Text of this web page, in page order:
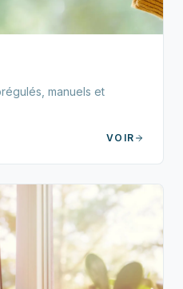
manuels et
VOIR